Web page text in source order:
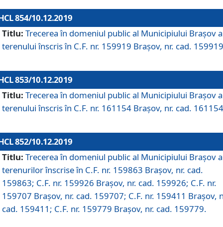
854/10.12.2019
Titlu: Trecerea în domeniul public al Municipiului Braşov a
terenului înscris în C.F. nr. 159919 Brașov, nr. cad.
853/10.12.2019
Titlu: Trecerea în domeniul public al Municipiului Braşov a
terenului înscris în C.F. nr. 161154 Brașov, nr. cad.
852/10.12.2019
Titlu: Trecerea în domeniul public al Municipiului Braşov a
terenurilor înscrise în C.F. nr. 159863 Brașov, nr. cad.
159863; C.F. nr. 159926 Brașov, nr. cad. 159926; C.F. nr.
159707 Brașov, nr. cad. 159707; C.F. nr. 159411 Brașov,
cad. 159411; C.F. nr. 159779 Brașov, nr. cad. 159779.